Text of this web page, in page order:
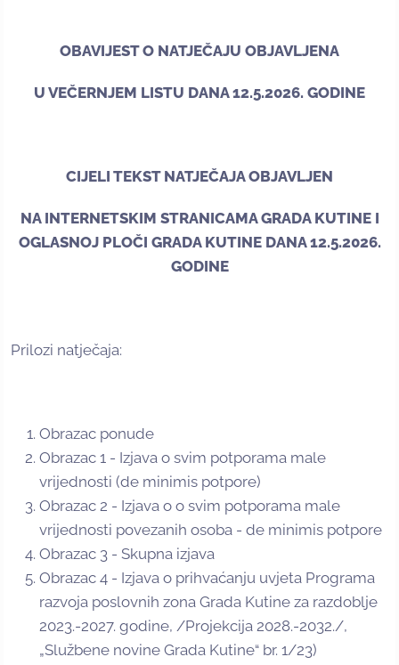
OBAVIJEST O NATJEČAJU OBJAVLJENA
U VEČERNJEM LISTU DANA 12.5.2026. GODINE
CIJELI TEKST NATJEČAJA OBJAVLJEN
NA INTERNETSKIM STRANICAMA GRADA KUTINE I
OGLASNOJ PLOČI GRADA KUTINE DANA 12.5.2026.
GODINE
Prilozi natječaja:
Obrazac ponude
Obrazac 1 - Izjava o svim potporama male
vrijednosti (de minimis potpore)
Obrazac 2 - Izjava o o svim potporama male
vrijednosti povezanih osoba - de minimis potpore
Obrazac 3 - Skupna izjava
Obrazac 4 - Izjava o prihvaćanju uvjeta Programa
razvoja poslovnih zona Grada Kutine za razdoblje
2023.-2027. godine, /Projekcija 2028.-2032./,
„Službene novine Grada Kutine“ br. 1/23)